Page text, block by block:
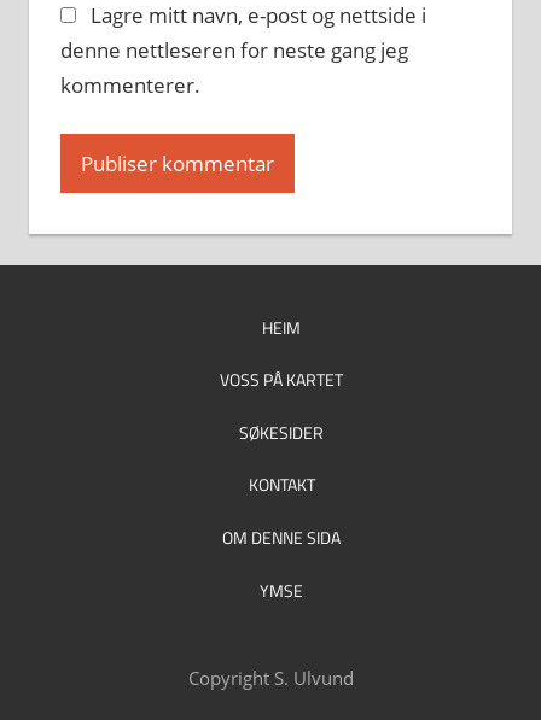
Lagre mitt navn, e-post og nettside i
denne nettleseren for neste gang jeg
kommenterer.
HEIM
VOSS PÅ KARTET
SØKESIDER
KONTAKT
OM DENNE SIDA
YMSE
Copyright S. Ulvund